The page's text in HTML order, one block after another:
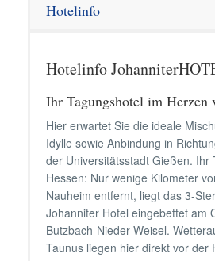
Hotelinfo
Hotelinfo
Ihr Tagungshotel im Herzen
Hier erwartet Sie die ideale
Idylle sowie Anbindung in
der Universitätsstadt Gießen. Ihr
Hessen: Nur wenige Kilometer
Nauheim entfernt, liegt das 3-
Johanniter Hotel eingebettet am
Butzbach-Nieder-Weisel.
Taunus liegen hier direkt vor der